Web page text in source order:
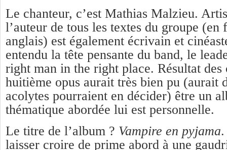
Le chanteur, c’est Mathias Malzieu.
l’auteur de tous les textes du groupe (en
anglais) est également écrivain et
entendu la tête pensante du band, le
right man in the right place. Résultat des
huitième opus aurait très bien pu (aurait
acolytes pourraient en décider) être un
thématique abordée lui est personnelle.
Le titre de l’album ? Vampire en pyjama
laisser croire de prime abord à une